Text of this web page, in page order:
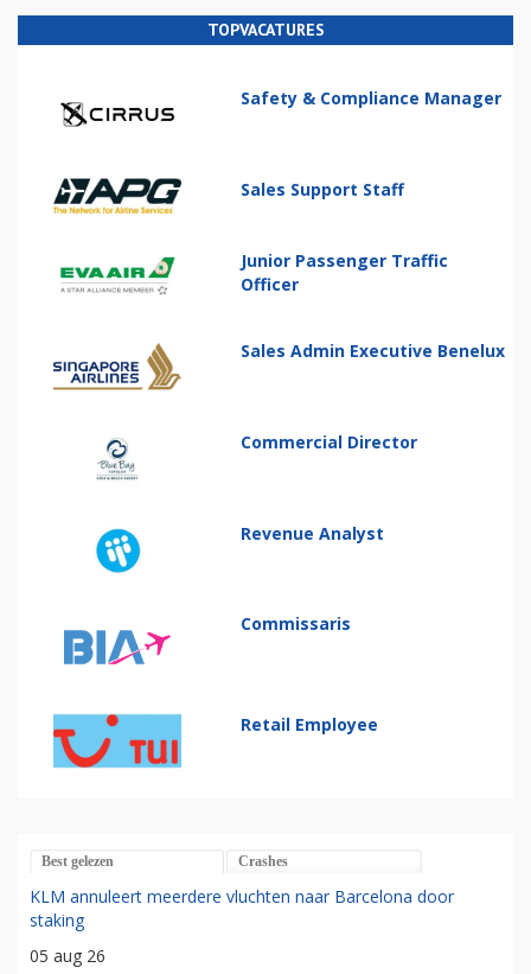
TOPVACATURES
Safety & Compliance Manager
Sales Support Staff
Junior Passenger Traffic
Officer
Sales Admin Executive Benelux
Commercial Director
Revenue Analyst
Commissaris
Retail Employee
Best gelezen Crashes
KLM annuleert meerdere vluchten naar Barcelona door
staking
05 aug 26